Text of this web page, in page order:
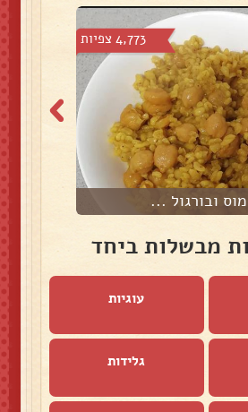
4,773 צפיות
ובורגול ...
מבשלות ביחד
עוגיות
גלידות